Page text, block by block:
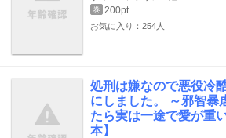
巻 200pt
お気に入り：254人
処刑は嫌なので悪役冷
にしました。 ～邪智暴
たら実は一途で愛が重
本】